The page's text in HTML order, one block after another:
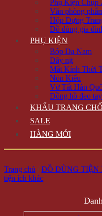
Phụ Kiện Chụp
Văn phòng
Hộp Đựng
Đồ dùng gia
PHỤ KIỆN
Bóp Da Nam
Dây nịt
Mắt Kính Thời
Nón Kiểu
Vớ Tất Hàn
Đồng hồ đeo tay
KHẨU TRANG
SALE
HÀNG MỚI
Trang chủ / ĐỒ DÙNG TIỆN
tiện ích khác